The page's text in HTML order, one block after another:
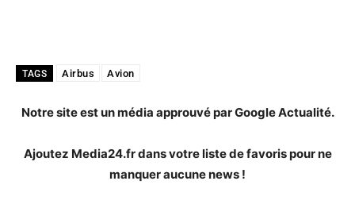
TAGS Airbus Avion
Notre site est un média approuvé par Google Actualité.
Ajoutez Media24.fr dans votre liste de favoris pour ne
manquer aucune news !